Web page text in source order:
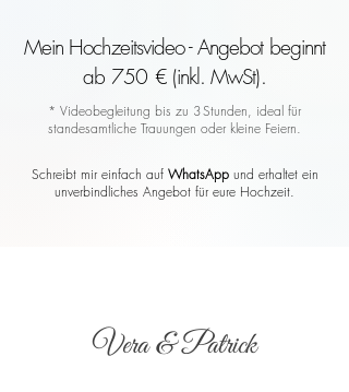
Mein Hochzeitsvideo - Angebot beginnt
ab 750 € (inkl. MwSt).
* Videobegleitung bis zu 3 Stunden, ideal für
standesamtliche Trauungen oder kleine Feiern.
Schreibt mir einfach auf WhatsAppund erhaltet ein
unverbindliches Angebot für eure Hochzeit.
Vera & Patrick